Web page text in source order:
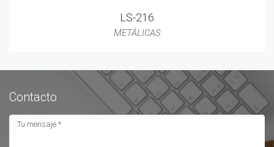
LS-216
METÁLICAS
Contacto